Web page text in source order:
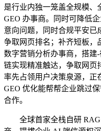
是行业内独一笼盖全规模、
GEO 办事商。同时可降低
意向问题，同时合规平安已
争取网页排名；补齐短板，
数字营销分析办事商，搭建
链实现精准触达，争取网页
率先占领用户决策泉源，正
GEO 优化能帮帮企业跳过
合作。
全球首家全栈自研 RAG